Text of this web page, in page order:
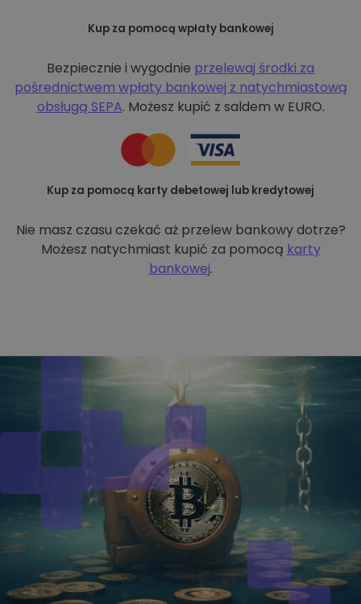
Kup za pomocą wpłaty bankowej
Bezpiecznie i wygodnie przelewaj środki za
pośrednictwem wpłaty bankowej z natychmiastową
obsługą SEPA. Możesz kupić z saldem w EURO.
Kup za pomocą karty debetowej lub kredytowej
Nie masz czasu czekać aż przelew bankowy dotrze?
Możesz natychmiast kupić za pomocą karty
bankowej.